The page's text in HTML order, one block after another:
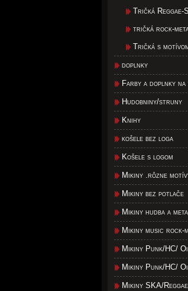
Tričká Reggae-
tričká rock-
Tričká s
doplnky
Farby a doplnky na
Hudobniny/struny
Knihy
košele bez loga
Košele s logom
Mikiny .rôzne
Mikiny bez potlače
Mikiny hudba a
Mikiny music rock-
Mikiny Punk/HC/
Mikiny Punk/HC/
Mikiny SKA/